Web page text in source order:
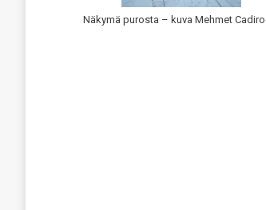
Näkymä purosta – kuva Mehmet